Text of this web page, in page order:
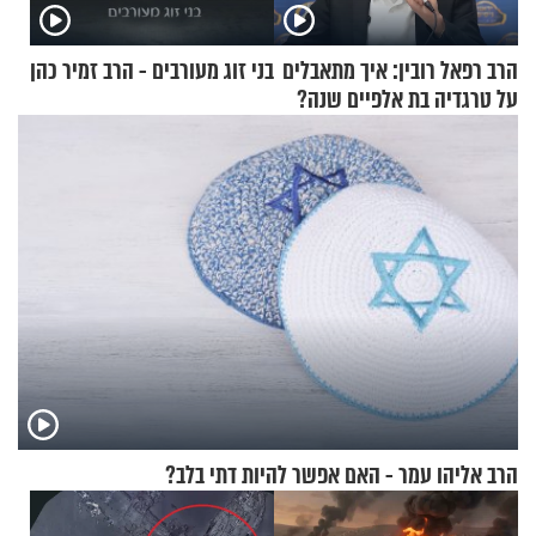
הרב רפאל רובין: איך מתאבלים
על טרגדיה בת אלפיים שנה?
בני זוג מעורבים - הרב זמיר כהן
הרב אליהו עמר - האם אפשר להיות דתי בלב?